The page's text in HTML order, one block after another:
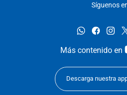
Síguenos
whatsapp
Más contenido en
Descarga nuestra